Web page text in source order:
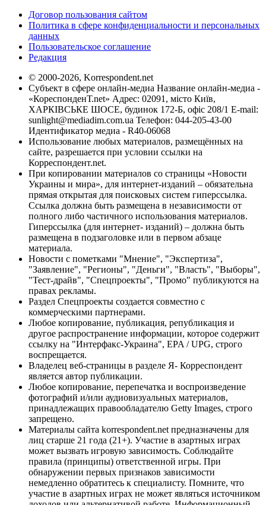
Договор пользования сайтом
Политика в сфере конфиденциальности и персональных
данных
Пользовательское соглашение
Редакция
© 2000-2026, Korrespondent.net
Субъект в сфере онлайн-медиа Название онлайн-медиа -
«КореспонденТ.net» Адрес: 02091, місто Київ,
ХАРКІВСЬКЕ ШОСЕ, будинок 172-Б, офіс 208/1 E-mail:
sunlight@mediadim.com.ua Телефон: 044-205-43-00
Идентификатор медиа - R40-06068
Использование любых материалов, размещённых на
сайте, разрешается при условии ссылки на
Корреспондент.net.
При копировании материалов со страницы «Новости
Украины и мира», для интернет-изданий – обязательна
прямая открытая для поисковых систем гиперссылка.
Ссылка должна быть размещена в независимости от
полного либо частичного использования материалов.
Гиперссылка (для интернет- изданий) – должна быть
размещена в подзаголовке или в первом абзаце
материала.
Новости с пометками "Мнение", "Экспертиза",
"Заявление", "Регионы", "Деньги", "Власть", "Выборы",
"Тест-драйв", "Спецпроекты", "Промо" публикуются на
правах рекламы.
Раздел Спецпроекты создается совместно с
коммерческими партнерами.
Любое копирование, публикация, републикация и
другое распространение информации, которое содержит
ссылку на "Интерфакс-Украина", EPA / UPG, строго
воспрещается.
Владелец веб-страницы в разделе Я- Корреспондент
является автор публикации.
Любое копирование, перепечатка и воспроизведение
фотографий и/или аудиовизуальных материалов,
принадлежащих правообладателю Getty Images, строго
запрещено.
Материалы сайта korrespondent.net предназначены для
лиц старше 21 года (21+). Участие в азартных играх
может вызвать игровую зависимость. Соблюдайте
правила (принципы) ответственной игры. При
обнаружении первых признаков зависимости
немедленно обратитесь к специалисту. Помните, что
участие в азартных играх не может являться источником